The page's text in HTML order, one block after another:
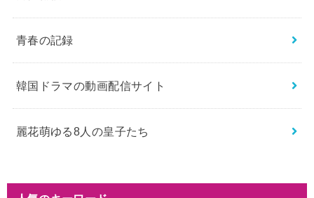
青春の記録
韓国ドラマの動画配信サイト
麗花萌ゆる8人の皇子たち